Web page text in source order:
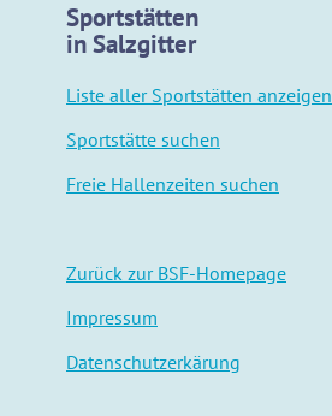
Sportstätten
in Salzgitter
Liste aller Sportstätten anzeigen
Sportstätte suchen
Freie Hallenzeiten suchen
Zurück zur BSF-Homepage
Impressum
Datenschutzerkärung